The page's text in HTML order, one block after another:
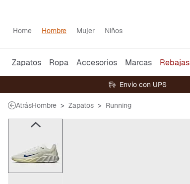
Home Hombre Mujer Niños
Zapatos Ropa Accesorios Marcas Rebajas
Envío con UPS
AtrásHombre Zapatos Running